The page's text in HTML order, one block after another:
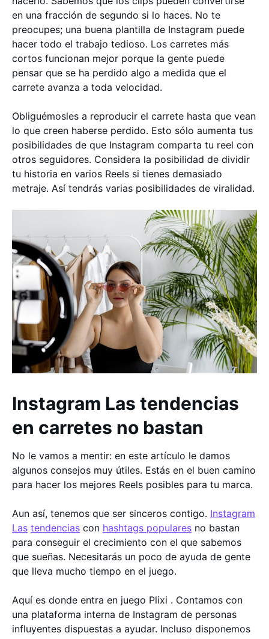
en una fracción de segundo si lo haces. No te
preocupes; una buena plantilla de Instagram puede
hacer todo el trabajo tedioso. Los carretes más
cortos funcionan mejor porque la gente puede
pensar que se ha perdido algo a medida que el
carrete avanza a toda velocidad.
Obliguémosles a reproducir el carrete hasta que vean
lo que creen haberse perdido. Esto sólo aumenta tus
posibilidades de que Instagram comparta tu reel con
otros seguidores. Considera la posibilidad de dividir
tu historia en varios Reels si tienes demasiado
metraje. Así tendrás varias posibilidades de viralidad.
Instagram Las tendencias
en carretes no bastan
No le vamos a mentir: en este artículo le damos
algunos consejos muy útiles. Estás en el buen camino
para hacer los mejores Reels posibles para tu marca.
Aun así, tenemos que ser sinceros contigo. Instagram
Las tendencias con hashtags populares no bastan
para conseguir el crecimiento con el que sabemos
que sueñas. Necesitarás un poco de ayuda de gente
que lleva mucho tiempo en el juego.
Aquí es donde entra en juego Plixi . Contamos con
una plataforma interna de Instagram de personas
influyentes dispuestas a ayudar. Incluso disponemos